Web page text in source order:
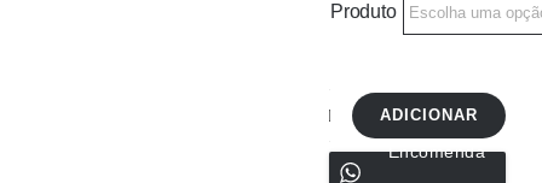
Produto
Quantidade
de
ADICIONAR
Encomenda